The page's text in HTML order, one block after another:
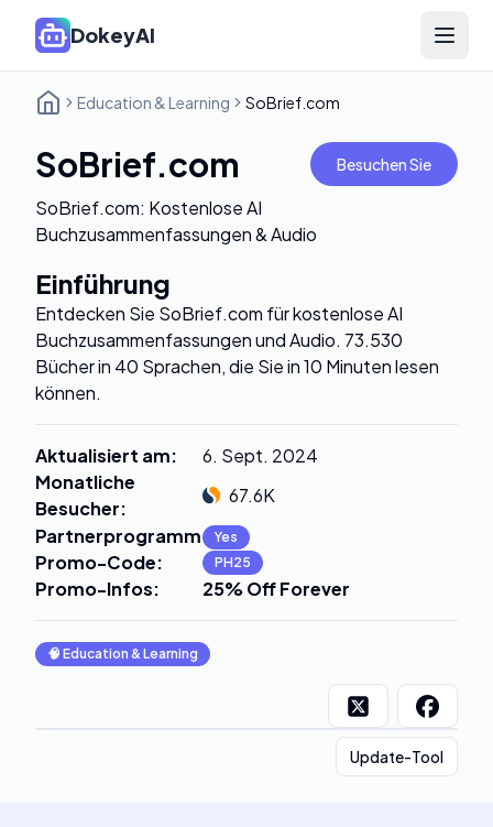
DokeyAI Open
Education & Learning SoBrief.com
SoBrief.com Besuchen Sie
SoBrief.com: Kostenlose AI
Buchzusammenfassungen & Audio
Einführung
Entdecken Sie SoBrief.com für kostenlose AI
Buchzusammenfassungen und Audio. 73.530
Bücher in 40 Sprachen, die Sie in 10 Minuten lesen
können.
Aktualisiert am:
6. Sept. 2024
Monatliche
Besucher:
67.6K
Partnerprogramm: Yes
Promo-Code: PH25
Promo-Infos: 25% Off Forever
🧠 Education & Learning
Update-Tool